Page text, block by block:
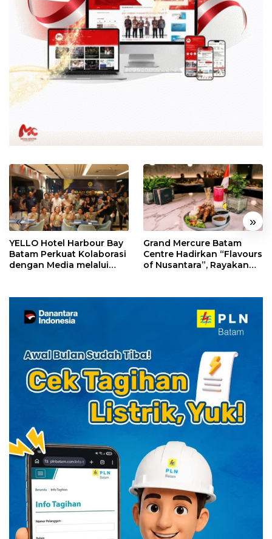
« »
YELLO Hotel Harbour Bay
Batam Perkuat Kolaborasi
dengan Media melalui
Grand Mercure Batam
Centre Hadirkan “Flavours
of Nusantara”, Rayakan